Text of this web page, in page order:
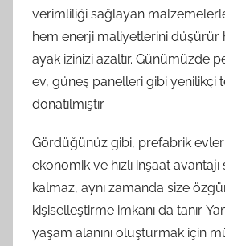
verimliliği sağlayan
hem enerji maliyetlerini düşürür
ayak izinizi azaltır. Günümüzde
ev, güneş panelleri gibi yenilikçi
donatılmıştır.
Gördüğünüz gibi, prefabrik
ekonomik ve hızlı inşaat
kalmaz, aynı zamanda size
kişiselleştirme imkanı da tanır.
yaşam alanını oluşturmak için